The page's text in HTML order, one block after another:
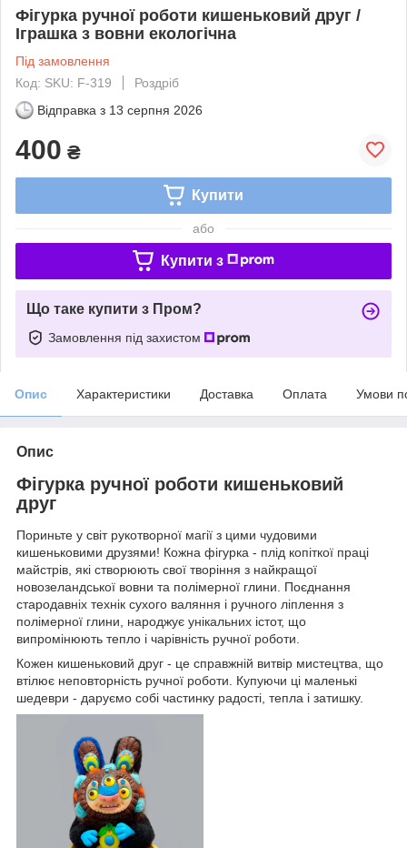
Фігурка ручної роботи кишеньковий друг /
Іграшка з вовни екологічна
Під замовлення
Код: SKU: F-319
Роздріб
Відправка з 13 серпня 2026
400 ₴
Купити
або
Купити з
Що таке купити з Пром?
Замовлення під захистом
Опис Характеристики Доставка Оплата Умови
Опис
Фігурка ручної роботи кишеньковий
друг
Пориньте у світ рукотворної магії з цими чудовими
кишеньковими друзями! Кожна фігурка - плід копіткої праці
майстрів, які створюють свої творіння з найкращої
новозеландської вовни та полімерної глини. Поєднання
стародавніх технік сухого валяння і ручного ліплення з
полімерної глини, народжує унікальних істот, що
випромінюють тепло і чарівність ручної роботи.
Кожен кишеньковий друг - це справжній витвір мистецтва, що
втілює неповторність ручної роботи. Купуючи ці маленькі
шедеври - даруємо собі частинку радості, тепла і затишку.